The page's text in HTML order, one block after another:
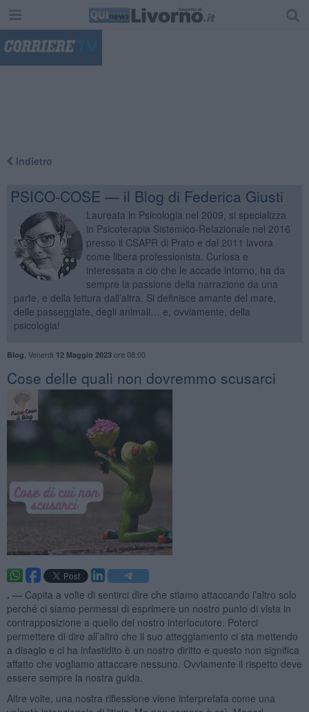
Indietro
PSICO-COSE — il Blog di Federica Giusti
Laureata in Psicologia nel 2009, si specializza
in Psicoterapia Sistemico-Relazionale nel 2016
presso il CSAPR di Prato e dal 2011 lavora
come libera professionista. Curiosa e
interessata a ciò che le accade intorno, ha da
sempre la passione della narrazione da una
parte, e della lettura dall’altra. Si definisce amante del mare,
delle passeggiate, degli animali… e, ovviamente, della
psicologia!
Blog Venerdì 12 Maggio 2023ore 08:00
​Cose delle quali non dovremmo scusarci
. — Capita a volte di sentirci dire che stiamo attaccando l’altro solo
perché ci siamo permessi di esprimere un nostro punto di vista in
contrapposizione a quello del nostro interlocutore. Poterci
permettere di dire all’altro che il suo atteggiamento ci sta mettendo
a disagio e ci ha infastidito è un nostro diritto e questo non significa
affatto che vogliamo attaccare nessuno. Ovviamente il rispetto deve
essere sempre la nostra guida.
Altre volte, una nostra riflessione viene interpretata come una